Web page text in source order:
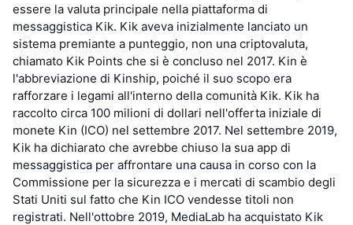
essere la valuta principale nella piattaforma di
messaggistica Kik. Kik aveva inizialmente lanciato un
sistema premiante a punteggio, non una criptovaluta,
chiamato Kik Points che si è concluso nel 2017. Kin è
l'abbreviazione di Kinship, poiché il suo scopo era
rafforzare i legami all'interno della comunità Kik. Kik ha
raccolto circa 100 milioni di dollari nell'offerta iniziale di
monete Kin (ICO) nel settembre 2017. Nel settembre 2019,
Kik ha dichiarato che avrebbe chiuso la sua app di
messaggistica per affrontare una causa in corso con la
Commissione per la sicurezza e i mercati di scambio degli
Stati Uniti sul fatto che Kin ICO vendesse titoli non
registrati. Nell'ottobre 2019, MediaLab ha acquistato Kik